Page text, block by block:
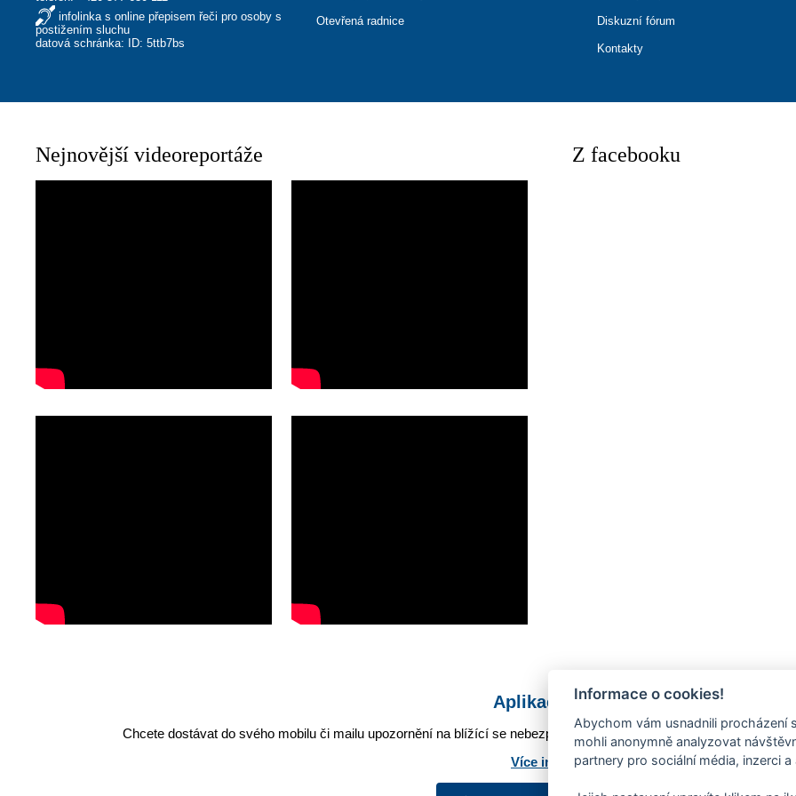
infolinka s online přepisem řeči pro osoby s
postižením sluchu
datová schránka: ID: 5ttb7bs
Otevřená radnice Diskuzní fórum
Kontakty
Nejnovější videoreportáže Z facebooku
Aplikace Mobilní rozhlas
Chcete dostávat do svého mobilu či mailu upozornění na blížící se nebezpečí, odstávky, poruchy a výpadky
Více informací o aplikaci
Informace o cookies!
Abychom vám usnadnili procházení
mohli anonymně analyzovat
partnery pro sociální média, inzerci a